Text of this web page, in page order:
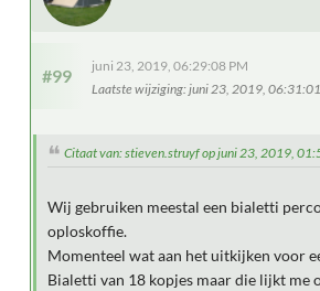
#99
juni 23, 2019, 06:29:08 PM
Laatste wijziging: juni 23, 2019,
Citaat van: stieven.struyf op juni 23, 2019,
Wij gebruiken meestal een bialetti
oploskoffie.
Momenteel wat aan het uitkijken voor
Bialetti van 18 kopjes maar die lijkt me